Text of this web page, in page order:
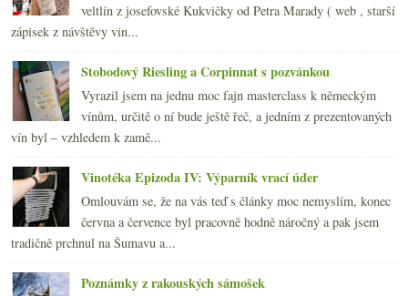
veltlín z josefovské Kukvičky od Petra Marady ( web , starší
zápisek z návštěvy vin...
Stobodový Riesling a Corpinnat s pozvánkou
Vyrazil jsem na jednu moc fajn masterclass k německým
vínům, určitě o ní bude ještě řeč, a jedním z prezentovaných
vín byl – vzhledem k zamě...
Vinotéka Epizoda IV: Výparník vrací úder
Omlouvám se, že na vás teď s články moc nemyslím, konec
června a července byl pracovně hodně náročný a pak jsem
tradičně prchnul na Šumavu a...
Poznámky z rakouských sámošek